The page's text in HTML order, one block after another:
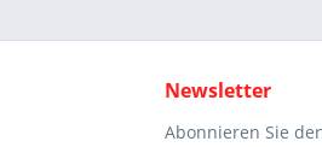
Newsletter
Abonnieren Sie